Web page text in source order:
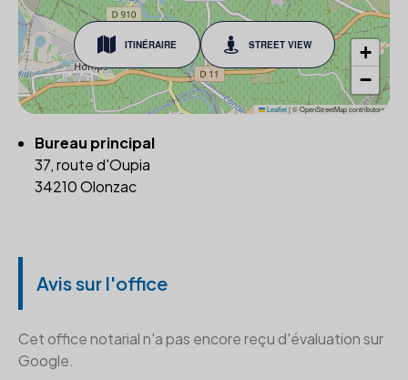
ITINÉRAIRE STREET VIEW
+
−
Leaflet|© OpenStreetMap contributors
Bureau principal
37, route d'Oupia
34210 Olonzac
Avis sur l'office
Cet office notarial n'a pas encore reçu d'évaluation sur
Google.